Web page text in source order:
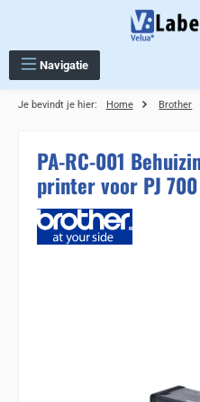
Navigatie
Je bevindt je hier: Home Brother
PA-RC-001
printer voor PJ